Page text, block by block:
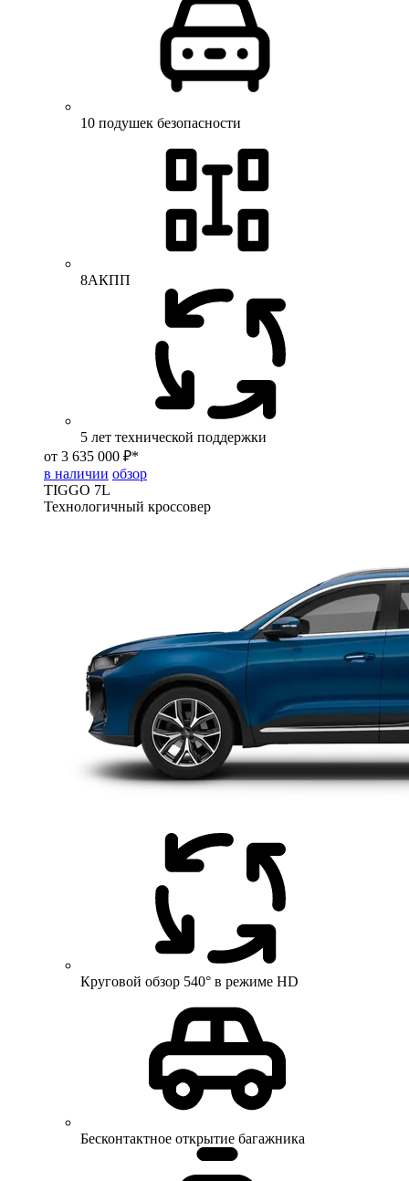
10 подушек безопасности
8АКПП
5 лет технической поддержки
от 3 635 000 ₽*
в наличии обзор
TIGGO 7L
Технологичный кроссовер
Круговой обзор 540° в режиме HD
Бесконтактное открытие багажника